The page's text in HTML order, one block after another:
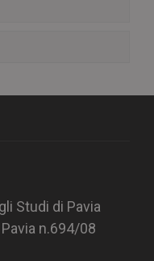
Studi di Pavia
n.694/08